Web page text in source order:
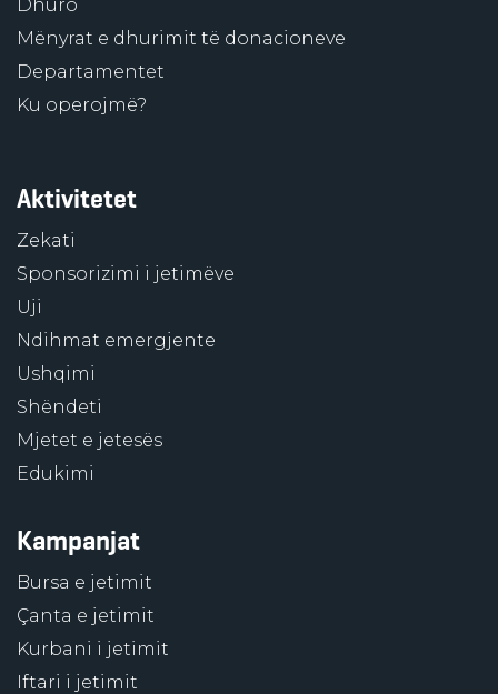
Dhuro
Mënyrat e dhurimit të donacioneve
Departamentet
Ku operojmë?
Aktivitetet
Zekati
Sponsorizimi i jetimëve
Uji
Ndihmat emergjente
Ushqimi
Shëndeti
Mjetet e jetesës
Edukimi
Kampanjat
Bursa e jetimit
Çanta e jetimit
Kurbani i jetimit
Iftari i jetimit